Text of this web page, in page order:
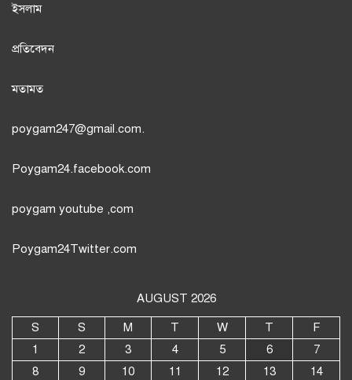
ইসলাম
প্রতিবেদন
মতামত
poygam247@gmail.com.
Poygam24.facebook.com
poygam youtube ,com
Poygam24Twitter.com
AUGUST 2026
S S M T W T
F
1
2 3 4 5 6
7
8
9 10 11 12 13 14